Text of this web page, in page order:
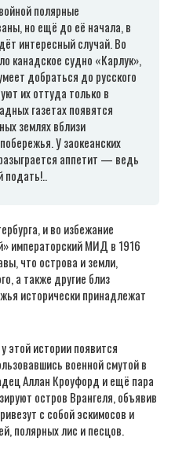
полярные
но ещё до её начала, в
интересный случай. Во
канадское судно «Карлук»,
добраться до русского
их оттуда только в
газетах появятся
землях вблизи
У заокеанских
аппетит — ведь
подать!..
и во избежание
императорский МИД в 1916
что острова и земли,
а также другие близ
исторически принадлежат
этой истории появится
военной смутой в
Аллан Кроуфорд и ещё пара
остров Врангеля, объявив
с собой эскимосов и
полярных лис и песцов.